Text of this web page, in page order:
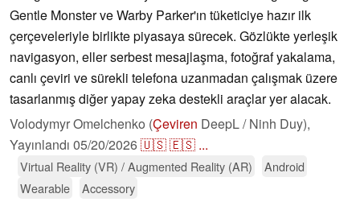
Gentle Monster ve Warby Parker'ın tüketiciye hazır ilk
çerçeveleriyle birlikte piyasaya sürecek. Gözlükte yerleşik
navigasyon, eller serbest mesajlaşma, fotoğraf yakalama,
canlı çeviri ve sürekli telefona uzanmadan çalışmak üzere
tasarlanmış diğer yapay zeka destekli araçlar yer alacak.
Volodymyr Omelchenko (Çeviren DeepL / Ninh Duy),
Yayınlandı 05/20/2026🇺🇸🇪🇸 ...
Virtual Reality (VR) / Augmented Reality (AR)
Android
Wearable
Accessory